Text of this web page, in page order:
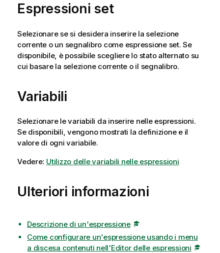
Espressioni set
Selezionare se si desidera inserire la selezione
corrente o un segnalibro come espressione set. Se
disponibile, è possibile scegliere lo stato alternato su
cui basare la selezione corrente o il segnalibro.
Variabili
Selezionare le variabili da inserire nelle espressioni.
Se disponibili, vengono mostrati la definizione e il
valore di ogni variabile.
Vedere: Utilizzo delle variabili nelle espressioni
Ulteriori informazioni
Descrizione di un'espressione
Come configurare un'espressione usando i menu
a discesa contenuti nell'Editor delle espressioni